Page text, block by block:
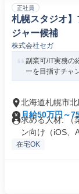
正社員
札幌スタジオ
ジャー候補
株式会社セガ
副業可/IT実務の
ーを目指すチャ
北海道札幌市
月給50万円～
求める人材: （
ン向け（iOS、
在宅OK